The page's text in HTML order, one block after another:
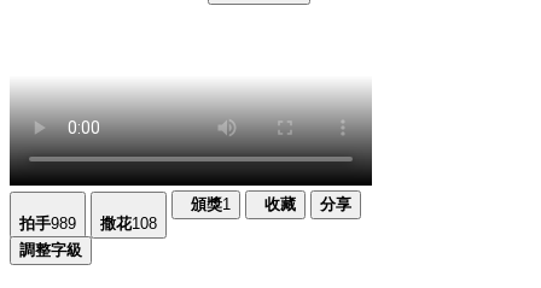
拍手989 撒花108
頒獎1 收藏 分享
調整字級